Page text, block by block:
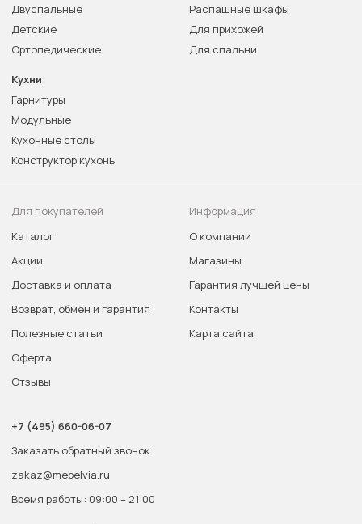
Двуспальные
Детские
Ортопедические
Распашные шкафы
Для прихожей
Для спальни
Кухни
Гарнитуры
Модульные
Кухонные столы
Конструктор кухонь
Для покупателей
Каталог
Акции
Доставка и оплата
Возврат, обмен и гарантия
Полезные статьи
Оферта
Отзывы
Информация
О компании
Магазины
Гарантия лучшей цены
Контакты
Карта сайта
+7 (495) 660-06-07
Заказать обратный звонок
zakaz@mebelvia.ru
Время работы: 09:00 – 21:00